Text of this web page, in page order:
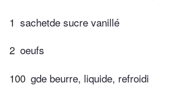
1 sachetde sucre vanillé
2 oeufs
100 gde beurre, liquide, refroidi